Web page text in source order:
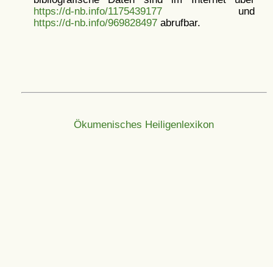
https://d-nb.info/1175439177und
https://d-nb.info/969828497abrufbar.
Ökumenisches Heiligenlexikon